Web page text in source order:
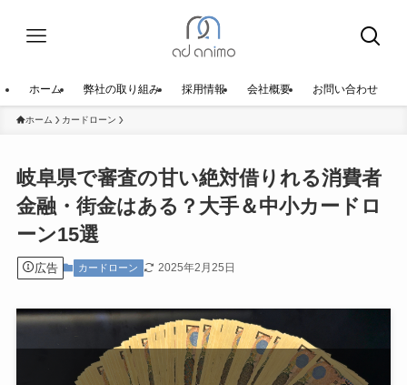
ホーム 弊社の取り組み 採用情報 会社概要 お問い合わせ
ホーム カードローン
岐阜県で審査の甘い絶対借りれる消費者
金融・街金はある？大手＆中小カードロ
ーン15選
広告 カードローン 2025年2月25日